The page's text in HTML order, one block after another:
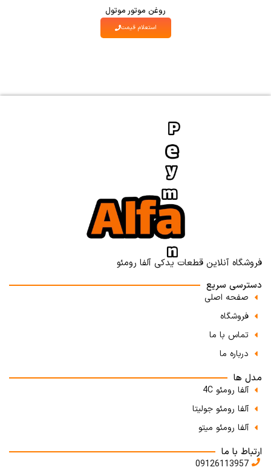
روغن موتور موتول
استعلام قیمت
فروشگاه آنلاین قطعات یدکی آلفا رومئو
دسترسی سریع
صفحه اصلی
فروشگاه
تماس با ما
درباره ما
مدل ها
آلفا رومئو 4C
آلفا رومئو جولیتا
آلفا رومئو میتو
ارتباط با ما
09126113957